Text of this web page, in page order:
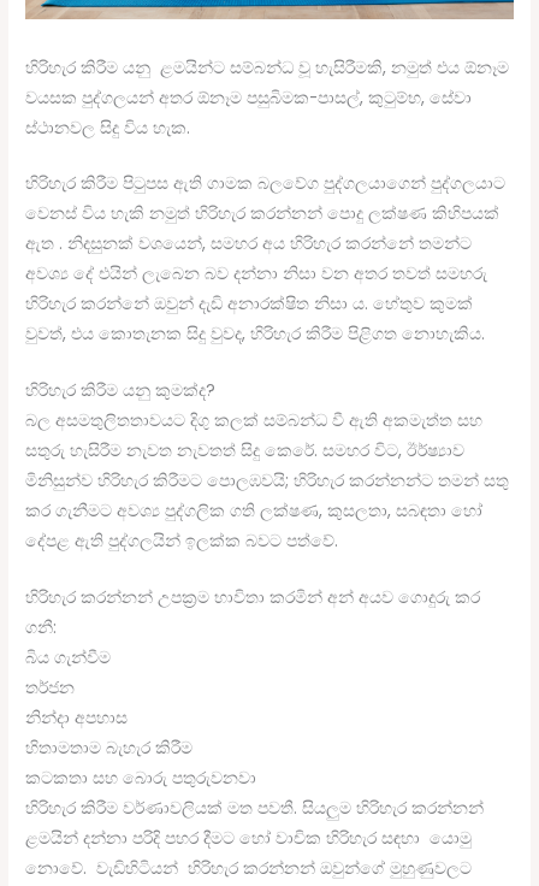
හිරිහැර කිරීම යනු ළමයින්ට සම්බන්ධ වූ හැසිරීමකි, නමුත් එය ඕනෑම
වයසක පුද්ගලයන් අතර ඕනෑම පසුබිමක-පාසල්, කුටුම්භ, සේවා
ස්ථානවල සිදු විය හැක.
හිරිහැර කිරීම පිටුපස ඇති ගාමක බලවේග පුද්ගලයාගෙන් පුද්ගලයාට
වෙනස් විය හැකි නමුත් හිරිහැර කරන්නන් පොදු ලක්ෂණ කිහිපයක්
ඇත . නිදසුනක් වශයෙන්, සමහර අය හිරිහැර කරන්නේ තමන්ට
අවශ්‍ය දේ එයින් ලැබෙන බව දන්නා නිසා වන අතර තවත් සමහරු
හිරිහැර කරන්නේ ඔවුන් දැඩි අනාරක්ෂිත නිසා ය. හේතුව කුමක්
වුවත්, එය කොතැනක සිදු වුවද, හිරිහැර කිරීම පිළිගත නොහැකිය.
හිරිහැර කිරීම යනු කුමක්ද?
බල අසමතුලිතතාවයට දිගු කලක් සම්බන්ධ වී ඇති අකමැත්ත සහ
සතුරු හැසිරීම නැවත නැවතත් සිදු කෙරේ. සමහර විට, ඊර්ෂ්‍යාව
මිනිසුන්ව හිරිහැර කිරීමට පොලඹවයි; හිරිහැර කරන්නන්ට තමන් සතු
කර ගැනීමට අවශ්‍ය පුද්ගලික ගති ලක්ෂණ, කුසලතා, සබඳතා හෝ
දේපළ ඇති පුද්ගලයින් ඉලක්ක බවට පත්වේ.
හිරිහැර කරන්නන් උපක්‍රම භාවිතා කරමින් අන් අයව ගොදුරු කර
ගනී:
බිය ගැන්වීම
තර්ජන
නින්දා අපහාස
හිතාමතාම බැහැර කිරීම
කටකතා සහ බොරු පතුරුවනවා
හිරිහැර කිරීම වර්ණාවලියක් මත පවතී. සියලුම හිරිහැර කරන්නන්
ළමයින් දන්නා පරිදි පහර දීමට හෝ වාචික හිරිහැර සඳහා යොමු
නොවේ. වැඩිහිටියන් හිරිහැර කරන්නන් ඔවුන්ගේ මුහුණුවලට